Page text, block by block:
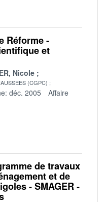
Réforme -
et
Nicole
(CGPC)
déc. 2005
Affaire
de travaux
et de
- SMAGER -